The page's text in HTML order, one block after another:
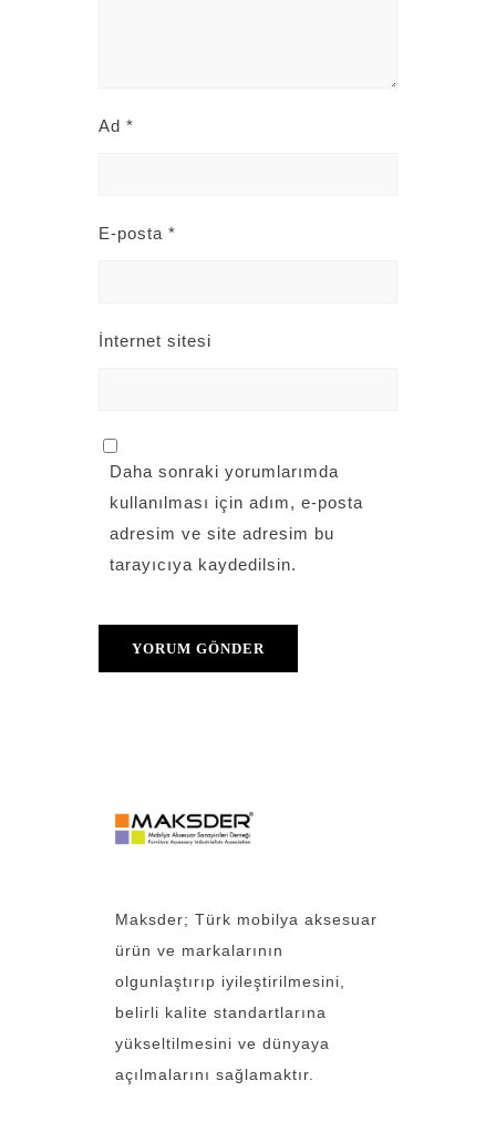
Ad *
E-posta *
İnternet sitesi
Daha sonraki yorumlarımda
kullanılması için adım, e-posta
adresim ve site adresim bu
tarayıcıya kaydedilsin.
Maksder; Türk mobilya aksesuar
ürün ve markalarının
olgunlaştırıp iyileştirilmesini,
belirli kalite standartlarına
yükseltilmesini ve dünyaya
açılmalarını sağlamaktır.